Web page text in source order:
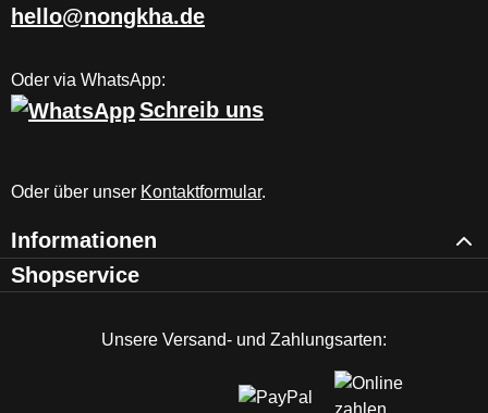
hello@nongkha.de
Oder via WhatsApp:
Schreib uns
Oder über unser Kontaktformular.
Informationen
Shopservice
Unsere Versand- und Zahlungsarten: